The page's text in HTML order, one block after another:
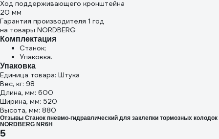
Ход поддерживающего кронштейна
20 мм
Гарантия производителя 1 год
на товары NORDBERG
Комплектация
Станок;
Упаковка.
Упаковка
Единица товара: Штука
Вес, кг: 98
Длина, мм: 600
Ширина, мм: 520
Высота, мм: 880
Отзывы Станок пневмо-гидравлический для заклепки тормозных колодок
NORDBERG NR6H
5